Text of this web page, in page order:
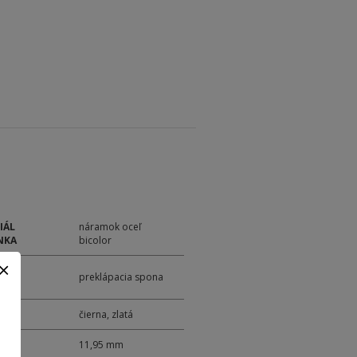
náramok oceľ
bicolor
preklápacia spona
čierna, zlatá
11,95 mm